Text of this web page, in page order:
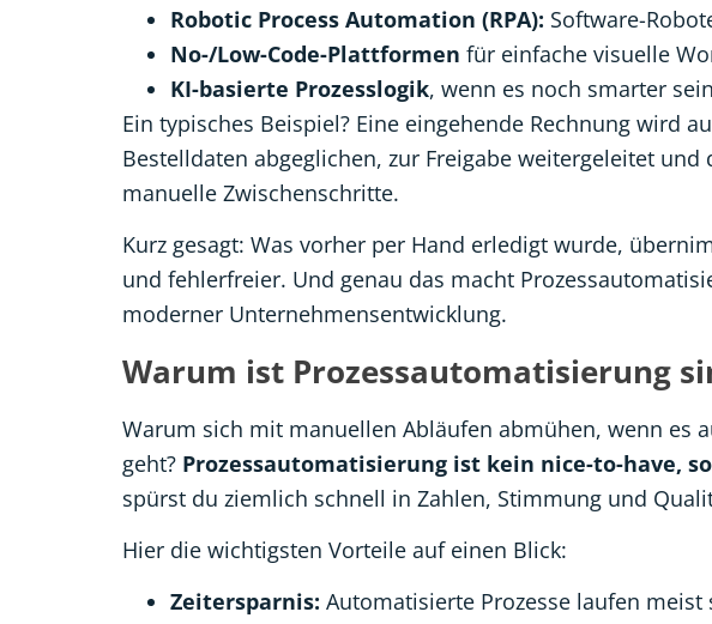
Robotic Process Automation (RPA): Software-
No-/Low-Code-Plattformen für einfache visuelle
KI-basierte Prozesslogik, wenn es noch smarter
Ein typisches Beispiel? Eine eingehende Rechnung wird
Bestelldaten abgeglichen, zur Freigabe weitergeleitet und
manuelle Zwischenschritte.
Kurz gesagt: Was vorher per Hand erledigt wurde,
und fehlerfreier. Und genau das macht
moderner Unternehmensentwicklung.
Warum ist Prozessautomatisierung
Warum sich mit manuellen Abläufen abmühen, wenn es
geht? Prozessautomatisierung ist kein nice-to-have,
spürst du ziemlich schnell in Zahlen, Stimmung und
Hier die wichtigsten Vorteile auf einen Blick:
Zeitersparnis: Automatisierte Prozesse laufen